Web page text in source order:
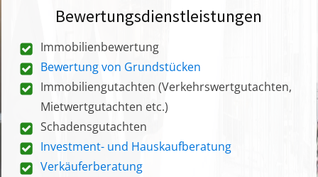
Bewertungsdienstleistungen
Immobilienbewertung
Bewertung von Grundstücken
Immobiliengutachten (Verkehrswertgutachten,
Mietwertgutachten etc.)
Schadensgutachten
Investment- und Hauskaufberatung
Verkäuferberatung